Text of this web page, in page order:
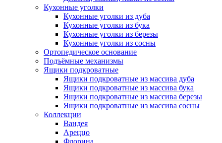
Кухонные уголки
Кухонные уголки из дуба
Кухонные уголки из бука
Кухонные уголки из березы
Кухонные уголки из сосны
Ортопедическое основание
Подъёмные механизмы
Ящики подкроватные
Ящики подкроватные из массива дуба
Ящики подкроватные из массива бука
Ящики подкроватные из массива березы
Ящики подкроватные из массива сосны
Коллекции
Вандея
Ареццо
Флорина